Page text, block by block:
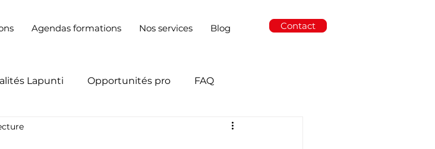
Agendas formations Nos services Blog Contact
Lapunti Opportunités pro FAQ